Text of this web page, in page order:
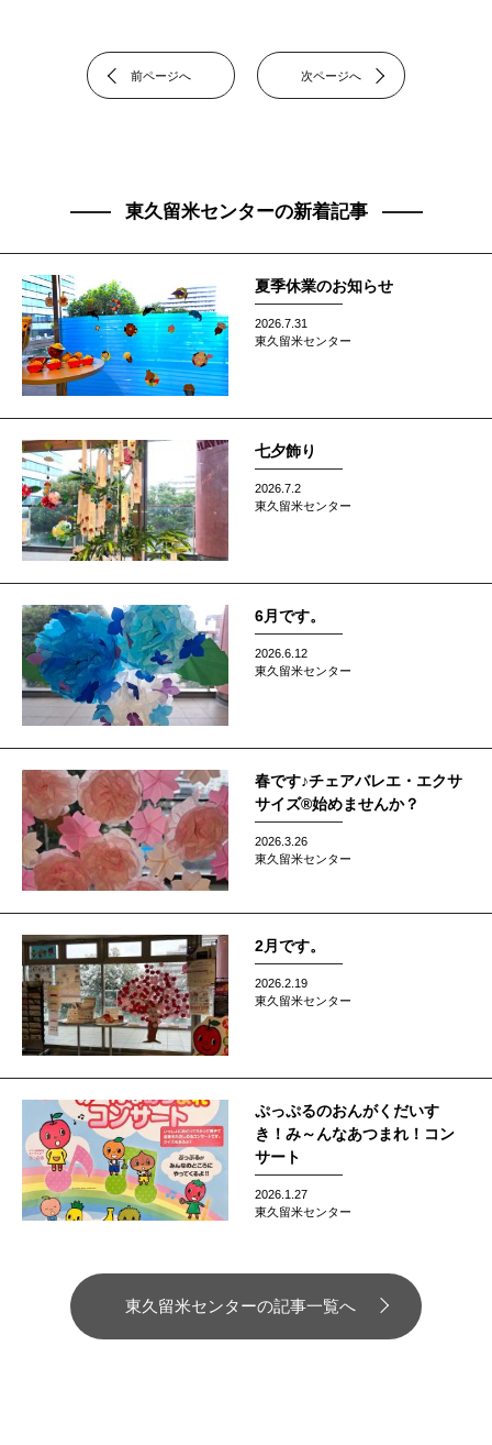
前ページへ 次ページへ
東久留米センターの新着記事
夏季休業のお知らせ
2026.7.31
東久留米センター
七夕飾り
2026.7.2
東久留米センター
6月です。
2026.6.12
東久留米センター
春です♪チェアバレエ・エクサ
サイズ®始めませんか？
2026.3.26
東久留米センター
2月です。
2026.2.19
東久留米センター
ぷっぷるのおんがくだいす
き！み～んなあつまれ！コン
サート
2026.1.27
東久留米センター
東久留米センターの記事一覧へ